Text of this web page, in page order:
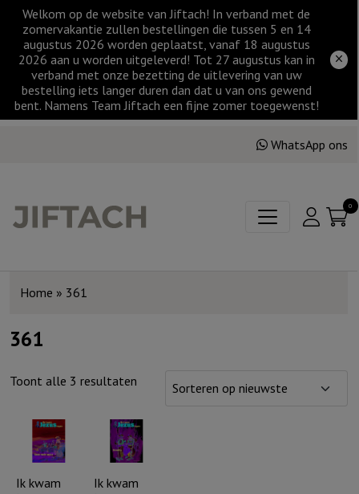
Welkom op de website van Jiftach! In verband met de
zomervakantie zullen bestellingen die tussen 5 en 14
augustus 2026 worden geplaatst, vanaf 18 augustus
2026 aan u worden uitgeleverd! Tot 27 augustus kan in
verband met onze bezetting de uitlevering van uw
bestelling iets langer duren dan dat u van ons gewend
bent. Namens Team Jiftach een fijne zomer toegewenst!
WhatsApp ons
0
Home » 361
361
Toont alle 3 resultaten
nieuwste
Ik kwam
Ik kwam